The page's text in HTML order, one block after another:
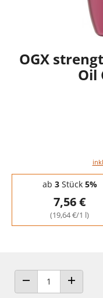
OGX
Oil
Staffelpreise -
ab 3Stück 5%
7,56 €
(19,64 €/1 l)
ANZAHL VERRINGERN
ANZAHL